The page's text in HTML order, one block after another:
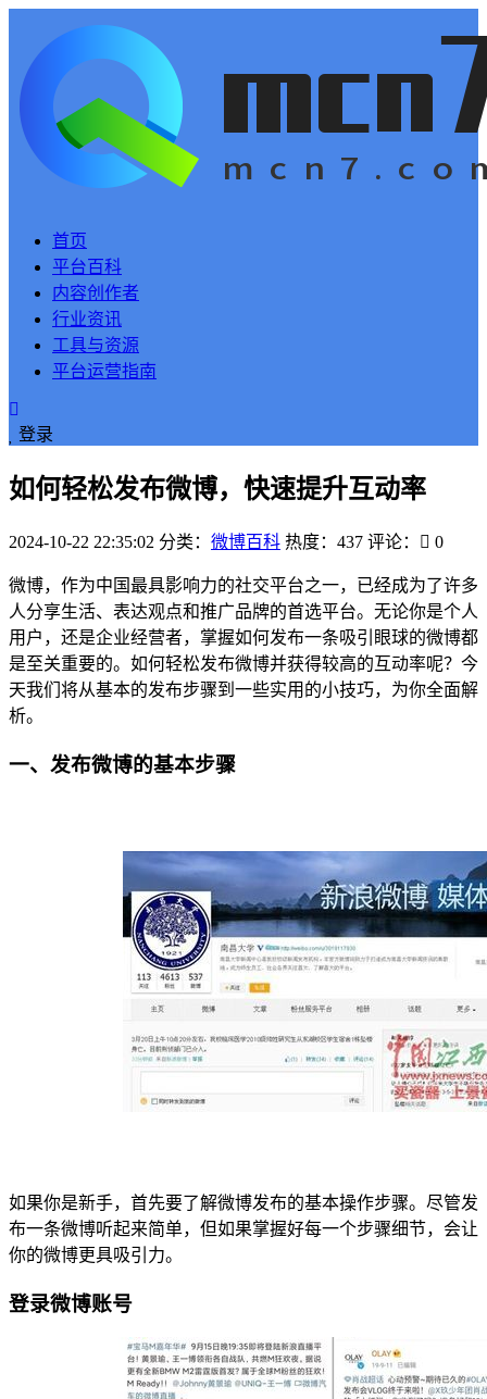
首页
平台百科
内容创作者
行业资讯
工具与资源
平台运营指南
登录
如何轻松发布微博，快速提升互动率
2024-10-22 22:35:02 分类： 微博百科 热度：437 评论： 0
微博，作为中国最具影响力的社交平台之一，已经成为了许多
人分享生活、表达观点和推广品牌的首选平台。无论你是个人
用户，还是企业经营者，掌握如何发布一条吸引眼球的微博都
是至关重要的。如何轻松发布微博并获得较高的互动率呢？今
天我们将从基本的发布步骤到一些实用的小技巧，为你全面解
析。
一、发布微博的基本步骤
如果你是新手，首先要了解微博发布的基本操作步骤。尽管发
布一条微博听起来简单，但如果掌握好每一个步骤细节，会让
你的微博更具吸引力。
登录微博账号